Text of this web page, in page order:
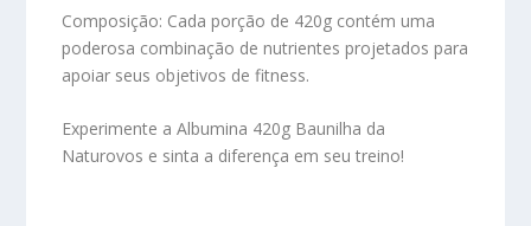
Composição: Cada porção de 420g contém uma
poderosa combinação de nutrientes projetados para
apoiar seus objetivos de fitness.
Experimente a Albumina 420g Baunilha da
Naturovos e sinta a diferença em seu treino!